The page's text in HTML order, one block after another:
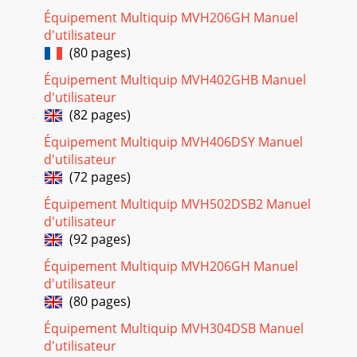
Page 28 - NAMEPLATE AND DECALS
lPAGE 34 — MVC77 PLATE COMPACTOR — OPERATION AND
PARTS MANUAL — REV. #4 (1/14/11)VIBRATOR/PLATE
MOUNTING ASSY.
Page 29
MVC77 PLATE COMPACTOR — OPERATION AND PARTS
MANUAL — REV. #4 (1/14/11) — PAGE 35NO PART NO PART
NAME QTY. REMARKS1 408105330 VIBRATING PLATE 146 012
Page 30 - MAIN BODY ASSY
lPAGE 36 — MVC77 PLATE COMPACTOR — OPERATION AND
PARTS MANUAL — REV. #4 (1/14/11)VIBRATOR ASSY.
Page 31
MVC77 PLATE COMPACTOR — OPERATION AND PARTS
MANUAL — REV. #4 (1/14/11) — PAGE 37NO PART NO PART
NAME QTY. REMARKS1*408010057 VIBRATING CASE/77,90 ..
Page 32 - ENGINE PULLEY/CLUTCH ASSY
Équipement Multiquip MVH206GH Manuel
d'utilisateur
(80 pages)
Équipement Multiquip MVH402GHB Manuel
d'utilisateur
(82 pages)
Équipement Multiquip MVH406DSY Manuel
d'utilisateur
(72 pages)
Équipement Multiquip MVH502DSB2 Manuel
d'utilisateur
(92 pages)
Équipement Multiquip MVH206GH Manuel
d'utilisateur
(80 pages)
Équipement Multiquip MVH304DSB Manuel
d'utilisateur